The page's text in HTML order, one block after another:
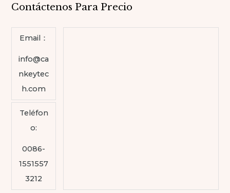
Contáctenos Para Precio
Email：
info@ca
nkeytec
h.com
Teléfon
o:
0086-
1551557
3212